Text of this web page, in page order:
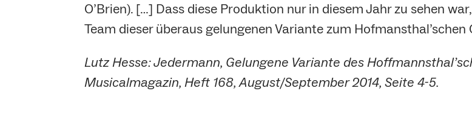
O’Brien). […] Dass diese Produktion nur in diesem Jahr zu sehen
Team dieser überaus gelungenen Variante zum Hofmansthal’schen
Lutz Hesse: Jedermann, Gelungene Variante des
Musicalmagazin, Heft 168, August/September 2014, Seite 4-5.